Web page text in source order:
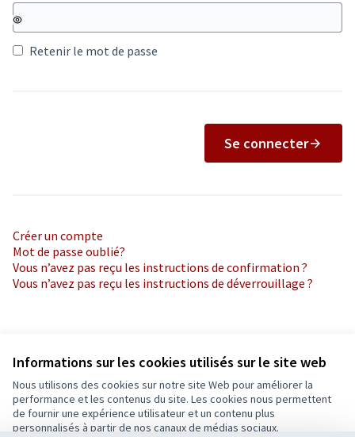
Informations sur les cookies utilisés sur le site web
Nous utilisons des cookies sur notre site Web pour améliorer la
performance et les contenus du site. Les cookies nous permettent
de fournir une expérience utilisateur et un contenu plus
personnalisés à partir de nos canaux de médias sociaux.
Retenir le mot de passe
Se connecter
Créer un compte
Mot de passe oublié?
Vous n’avez pas reçu les instructions de confirmation ?
Vous n’avez pas reçu les instructions de déverrouillage ?
Conditions d'utilisation
Paramètres des cookies
Ecrivons Angers sur X
Ecrivons Angers sur Facebook